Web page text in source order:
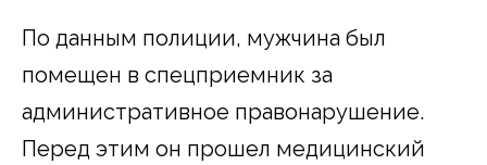
По данным полиции, мужчина был
помещен в спецприемник за
административное правонарушение.
Перед этим он прошел медицинский